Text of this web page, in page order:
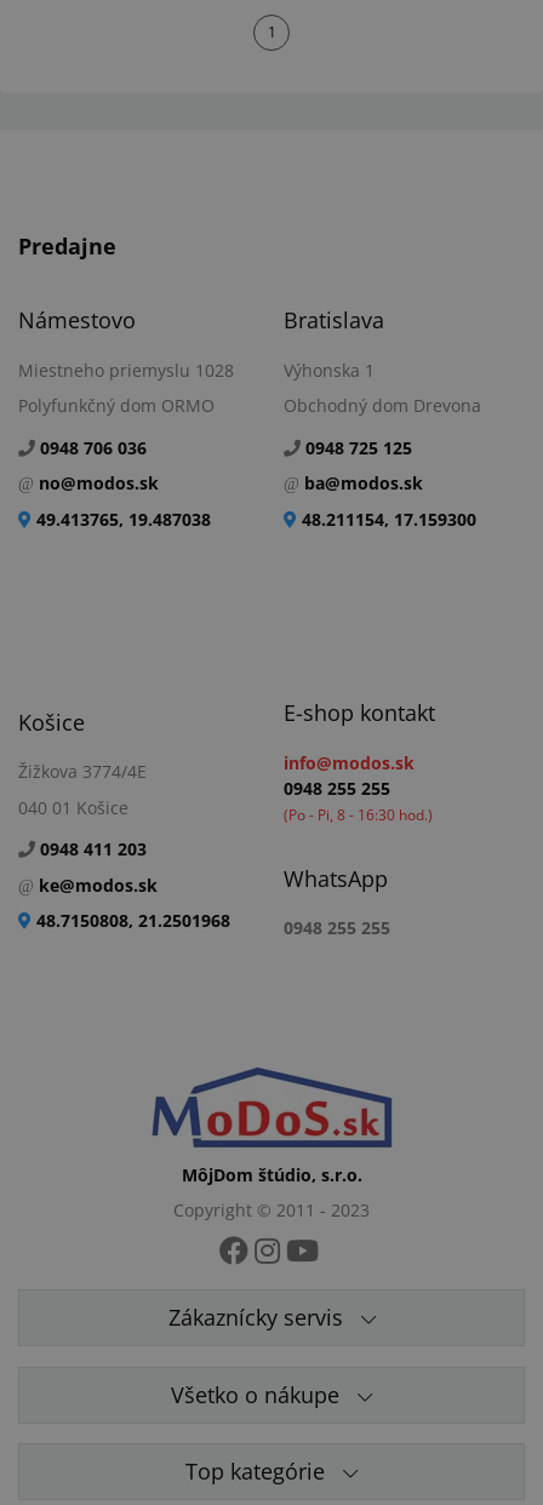
1
Predajne
Námestovo
Miestneho priemyslu 1028
Polyfunkčný dom ORMO
0948 706 036
no@modos.sk
49.413765, 19.487038
Bratislava
Výhonska 1
Obchodný dom Drevona
0948 725 125
ba@modos.sk
48.211154, 17.159300
Košice
Žižkova 3774/4E
040 01 Košice
0948 411 203
ke@modos.sk
48.7150808, 21.2501968
E-shop kontakt
info@modos.sk
0948 255 255
(Po - Pi, 8 - 16:30 hod.)
WhatsApp
0948 255 255
MôjDom štúdio, s.r.o.
Copyright © 2011 - 2023
Zákaznícky servis
Všetko o nákupe
Top kategórie